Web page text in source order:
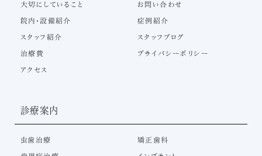
大切にしていること
院内・設備紹介
スタッフ紹介
治療費
アクセス
お問い合わせ
症例紹介
スタッフブログ
プライバシーポリシー
診療案内
虫歯治療
矯正歯科